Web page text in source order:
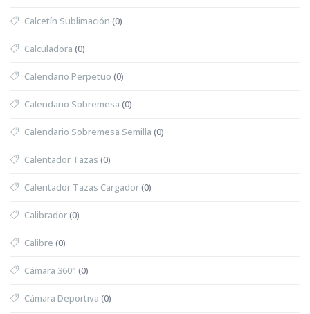
Calcetín Sublimación (0)
Calculadora (0)
Calendario Perpetuo (0)
Calendario Sobremesa (0)
Calendario Sobremesa Semilla (0)
Calentador Tazas (0)
Calentador Tazas Cargador(0)
Calibrador(0)
Calibre (0)
Cámara 360° (0)
Cámara Deportiva (0)